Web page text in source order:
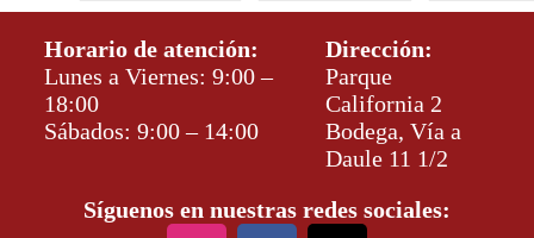
Horario de atención:
Lunes a Viernes: 9:00 –
18:00
Sábados: 9:00 – 14:00
Dirección:
Parque
California 2
Bodega, Vía a
Daule 11 1/2
Síguenos en nuestras redes sociales: